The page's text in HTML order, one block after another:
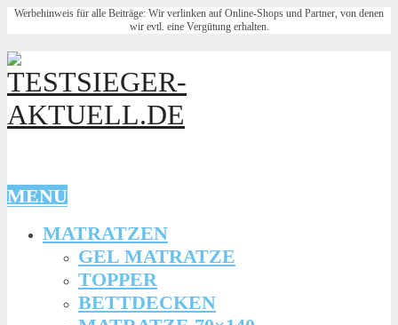
Werbehinweis für alle Beiträge: Wir verlinken auf Online-Shops und Partner, von denen
wir evtl. eine Vergütung erhalten.
MENU
MATRATZEN
GEL MATRATZE
TOPPER
BETTDECKEN